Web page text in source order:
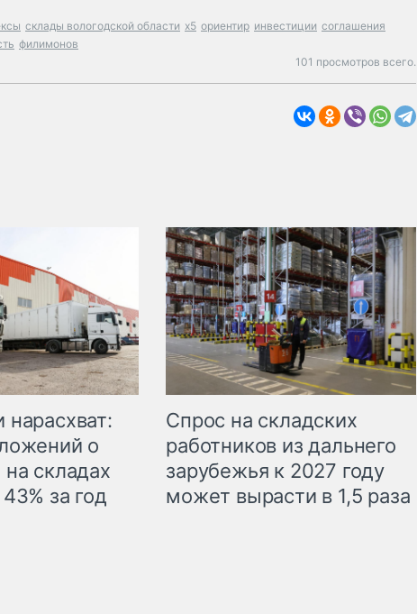
склады вологодской области x5 ориентир инвестиции соглашения
филимонов
101 просмотров всего.
о
складах
за год
Спрос на складских
работников из дальнего
зарубежья к 2027 году
может вырасти в 1,5 раза